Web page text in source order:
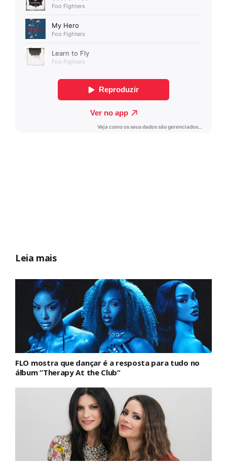
Leia mais
FLO mostra que dançar é a resposta para tudo no
álbum “Therapy At the Club”